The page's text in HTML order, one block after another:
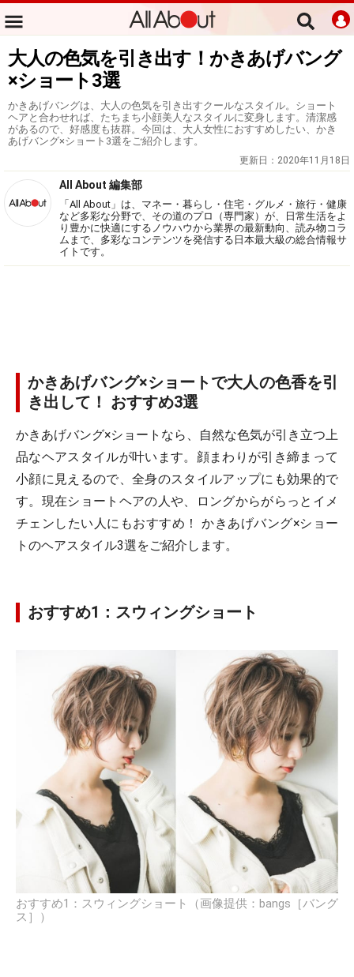
大人の色気を引き出す！かきあげバング
×ショート3選
かきあげバングは、大人の色気を引き出すクールなスタイル。ショート
ヘアと合わせれば、たちまち小顔美人なスタイルに変身します。清潔感
があるので、好感度も抜群。今回は、大人女性におすすめしたい、かき
あげバング×ショート3選をご紹介します。
更新日： 2020年11月18日
All About 編集部
「All About」は、マネー・暮らし・住宅・グルメ・旅行・健康
など多彩な分野で、その道のプロ（専門家）が、日常生活をよ
り豊かに快適にするノウハウから業界の最新動向、読み物コラ
ムまで、多彩なコンテンツを発信する日本最大級の総合情報サ
イトです。
かきあげバング×ショートで大人の色香を引
き出して！ おすすめ3選
かきあげバング×ショートなら、自然な色気が引き立つ上
品なヘアスタイルが叶います。顔まわりが引き締まって
小顔に見えるので、全身のスタイルアップにも効果的で
す。現在ショートヘアの人や、ロングからがらっとイメ
チェンしたい人にもおすすめ！ かきあげバング×ショー
トのヘアスタイル3選をご紹介します。
おすすめ1：スウィングショート
おすすめ1：スウィングショート（画像提供：bangs［バング
ス］）